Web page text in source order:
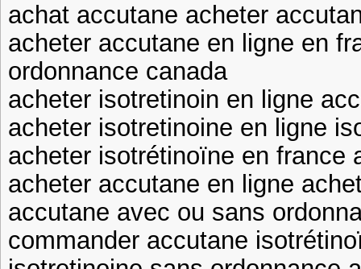
achat accutane acheter
acheter accutane en ligne en
ordonnance canada
acheter isotretinoin en ligne
acheter isotretinoine en ligne
acheter isotrétinoïne en france
acheter accutane en ligne
accutane avec ou sans
commander accutane